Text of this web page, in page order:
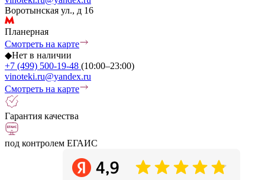
Воротынская ул., д 16
Планерная
Смотреть на карте
◆Нет в наличии
+7 (499) 500-19-48 (10:00–23:00)
vinoteki.ru@yandex.ru
Смотреть на карте
Гарантия качества
под контролем ЕГАИС